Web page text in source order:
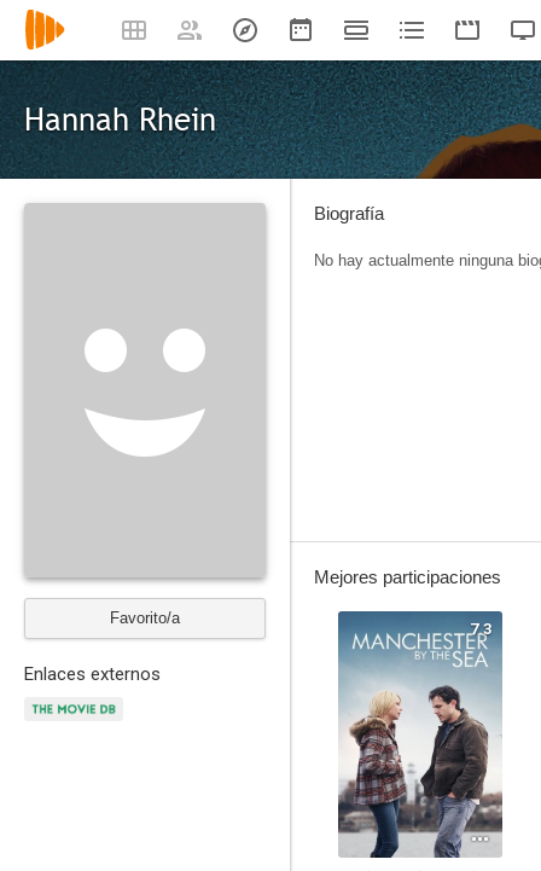
Hannah Rhein
Favorito/a
Enlaces externos
Biografía
No hay actualmente ninguna
Mejores participaciones
7.3